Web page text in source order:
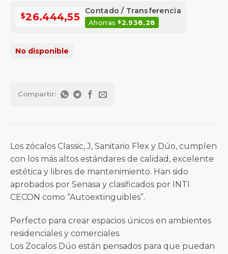
$26.444,55
Contado / Transferencia
Ahorras$2.938,28
Los zócalos Classic, J, Sanitario Flex y Dúo, cumplen
con los más altos estándares de calidad, excelente
estética y libres de mantenimiento. Han sido
aprobados por Senasa y clasificados por INTI
CECON como “Autoextinguibles”.
Perfecto para crear espacios únicos en ambientes
residenciales y comerciales.
Los Zocalos Dúo están pensados para que puedan
No disponible